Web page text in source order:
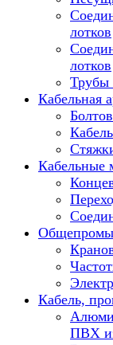
лотков
лотков
Трубы
Кабельная
Кабельные
Кабель,
ПВХ